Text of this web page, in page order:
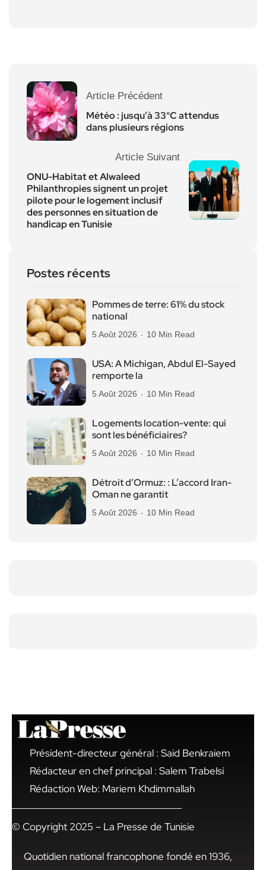
Article Précédent
Météo : jusqu’à 33°C attendus
dans plusieurs régions
Article Suivant
ONU-Habitat et Alwaleed
Philanthropies signent un projet
pilote pour le logement inclusif
des personnes en situation de
handicap en Tunisie
Postes récents
Pommes de terre: 61% du stock
national
5 Août 2026 10 Min Read
USA: A Michigan, Abdul El-Sayed
remporte la
5 Août 2026 10 Min Read
Logements location-vente: qui
sont les bénéficiaires?
5 Août 2026 10 Min Read
Détroit d’Ormuz: : L’accord Iran-
Oman ne garantit
5 Août 2026 10 Min Read
Président-directeur général : Said Benkraiem
Rédacteur en chef principal : Salem Trabelsi
Rédaction Web: Mariem Khdimmallah
© Copyright 2025 – La Presse de Tunisie
Quotidien national francophone fondé en 1936,